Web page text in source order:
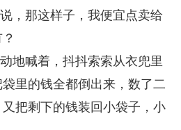
，那这样子，我便宜点卖给
地喊着，抖抖索索从衣兜里
里的钱全都倒出来，数了二
把剩下的钱装回小袋子，小